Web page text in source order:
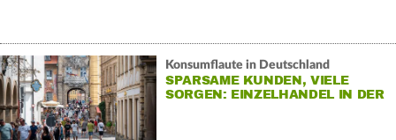
Konsumflaute in Deutschland
SPARSAME KUNDEN, VIELE
SORGEN: EINZELHANDEL IN DER